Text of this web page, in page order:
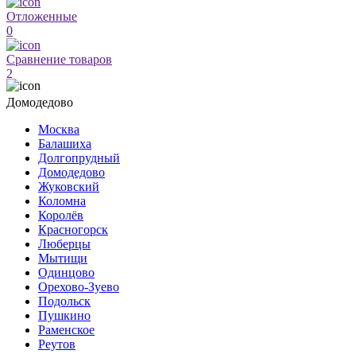
Отложенные
0
Сравнение товаров
2
Домодедово
Москва
Балашиха
Долгопрудный
Домодедово
Жуковский
Коломна
Королёв
Красногорск
Люберцы
Мытищи
Одинцово
Орехово-Зуево
Подольск
Пушкино
Раменское
Реутов